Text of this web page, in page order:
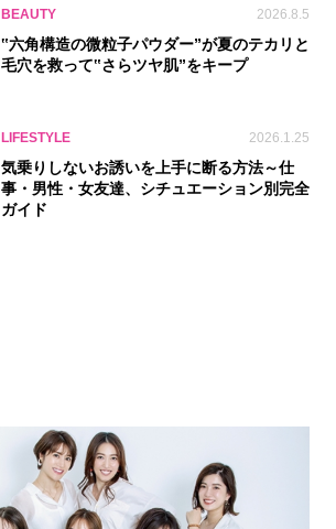
BEAUTY 2026.8.5
‟六角構造の微粒子パウダー”が夏のテカリと
毛穴を救って‟さらツヤ肌”をキープ
LIFESTYLE 2026.1.25
気乗りしないお誘いを上手に断る方法～仕
事・男性・女友達、シチュエーション別完全
ガイド